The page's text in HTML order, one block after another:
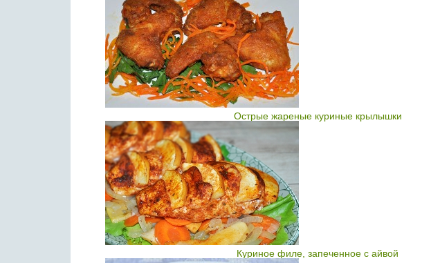
Острые жареные куриные крылышки
Куриное филе, запеченное с айвой